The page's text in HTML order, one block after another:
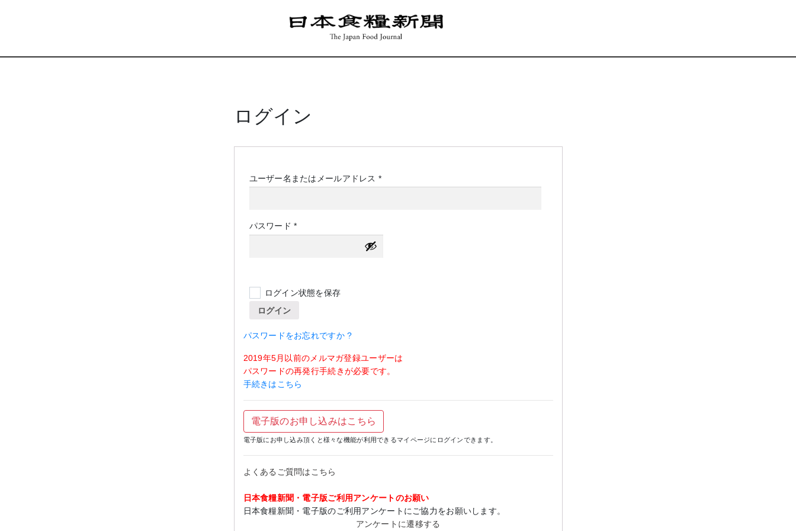
ログイン
ユーザー名またはメールアドレス *必
パスワード*必
須
ログイン状態を保存
ログイン
パスワードをお忘れですか ?
2019年5月以前のメルマガ登録ユーザーは
パスワードの再発行手続きが必要です。
手続きはこちら
電子版のお申し込みはこちら
電子版にお申し込み頂くと様々な機能が利用できるマイページにログインできます。
よくあるご質問はこちら
日本食糧新聞・電子版ご利用アンケートのお願い
日本食糧新聞・電子版のご利用アンケートにご協力をお願いします。
アンケートに遷移する